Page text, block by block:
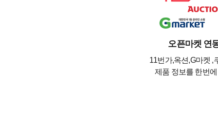
오픈마켓 연
11번가,옥션,G마켓 ,
제품 정보를 한번